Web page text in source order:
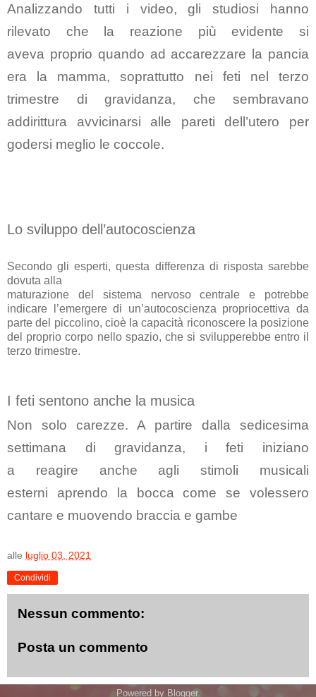
Analizzando tutti i video, gli studiosi hanno
rilevato che la reazione più evidente si
aveva proprio quando ad accarezzare la pancia
era la mamma, soprattutto nei feti nelterzo
trimestre di gravidanza, che sembravano
addirittura avvicinarsi alle pareti dell’utero per
godersi meglio le coccole.
Lo sviluppo dell’autocoscienza
Secondo gli esperti, questa differenza di risposta sarebbe
dovuta alla
maturazione del sistema nervoso centrale e potrebbe
indicare l’emergere di un’autocoscienza propriocettiva da
parte del piccolino, cioè la capacità riconoscere la posizione
del proprio corpo nello spazio, che si svilupperebbe entro il
terzo trimestre.
I feti sentono anche la musica
Non solo carezze. A partire dalla sedicesima
settimana di gravidanza, i feti iniziano
a reagire anche aglistimoli musicali
esterni aprendo la bocca come se volessero
cantare e muovendo braccia e gambe
alle luglio 03, 2021
Condividi
Nessun commento:
Posta un commento
Powered by Blogger.